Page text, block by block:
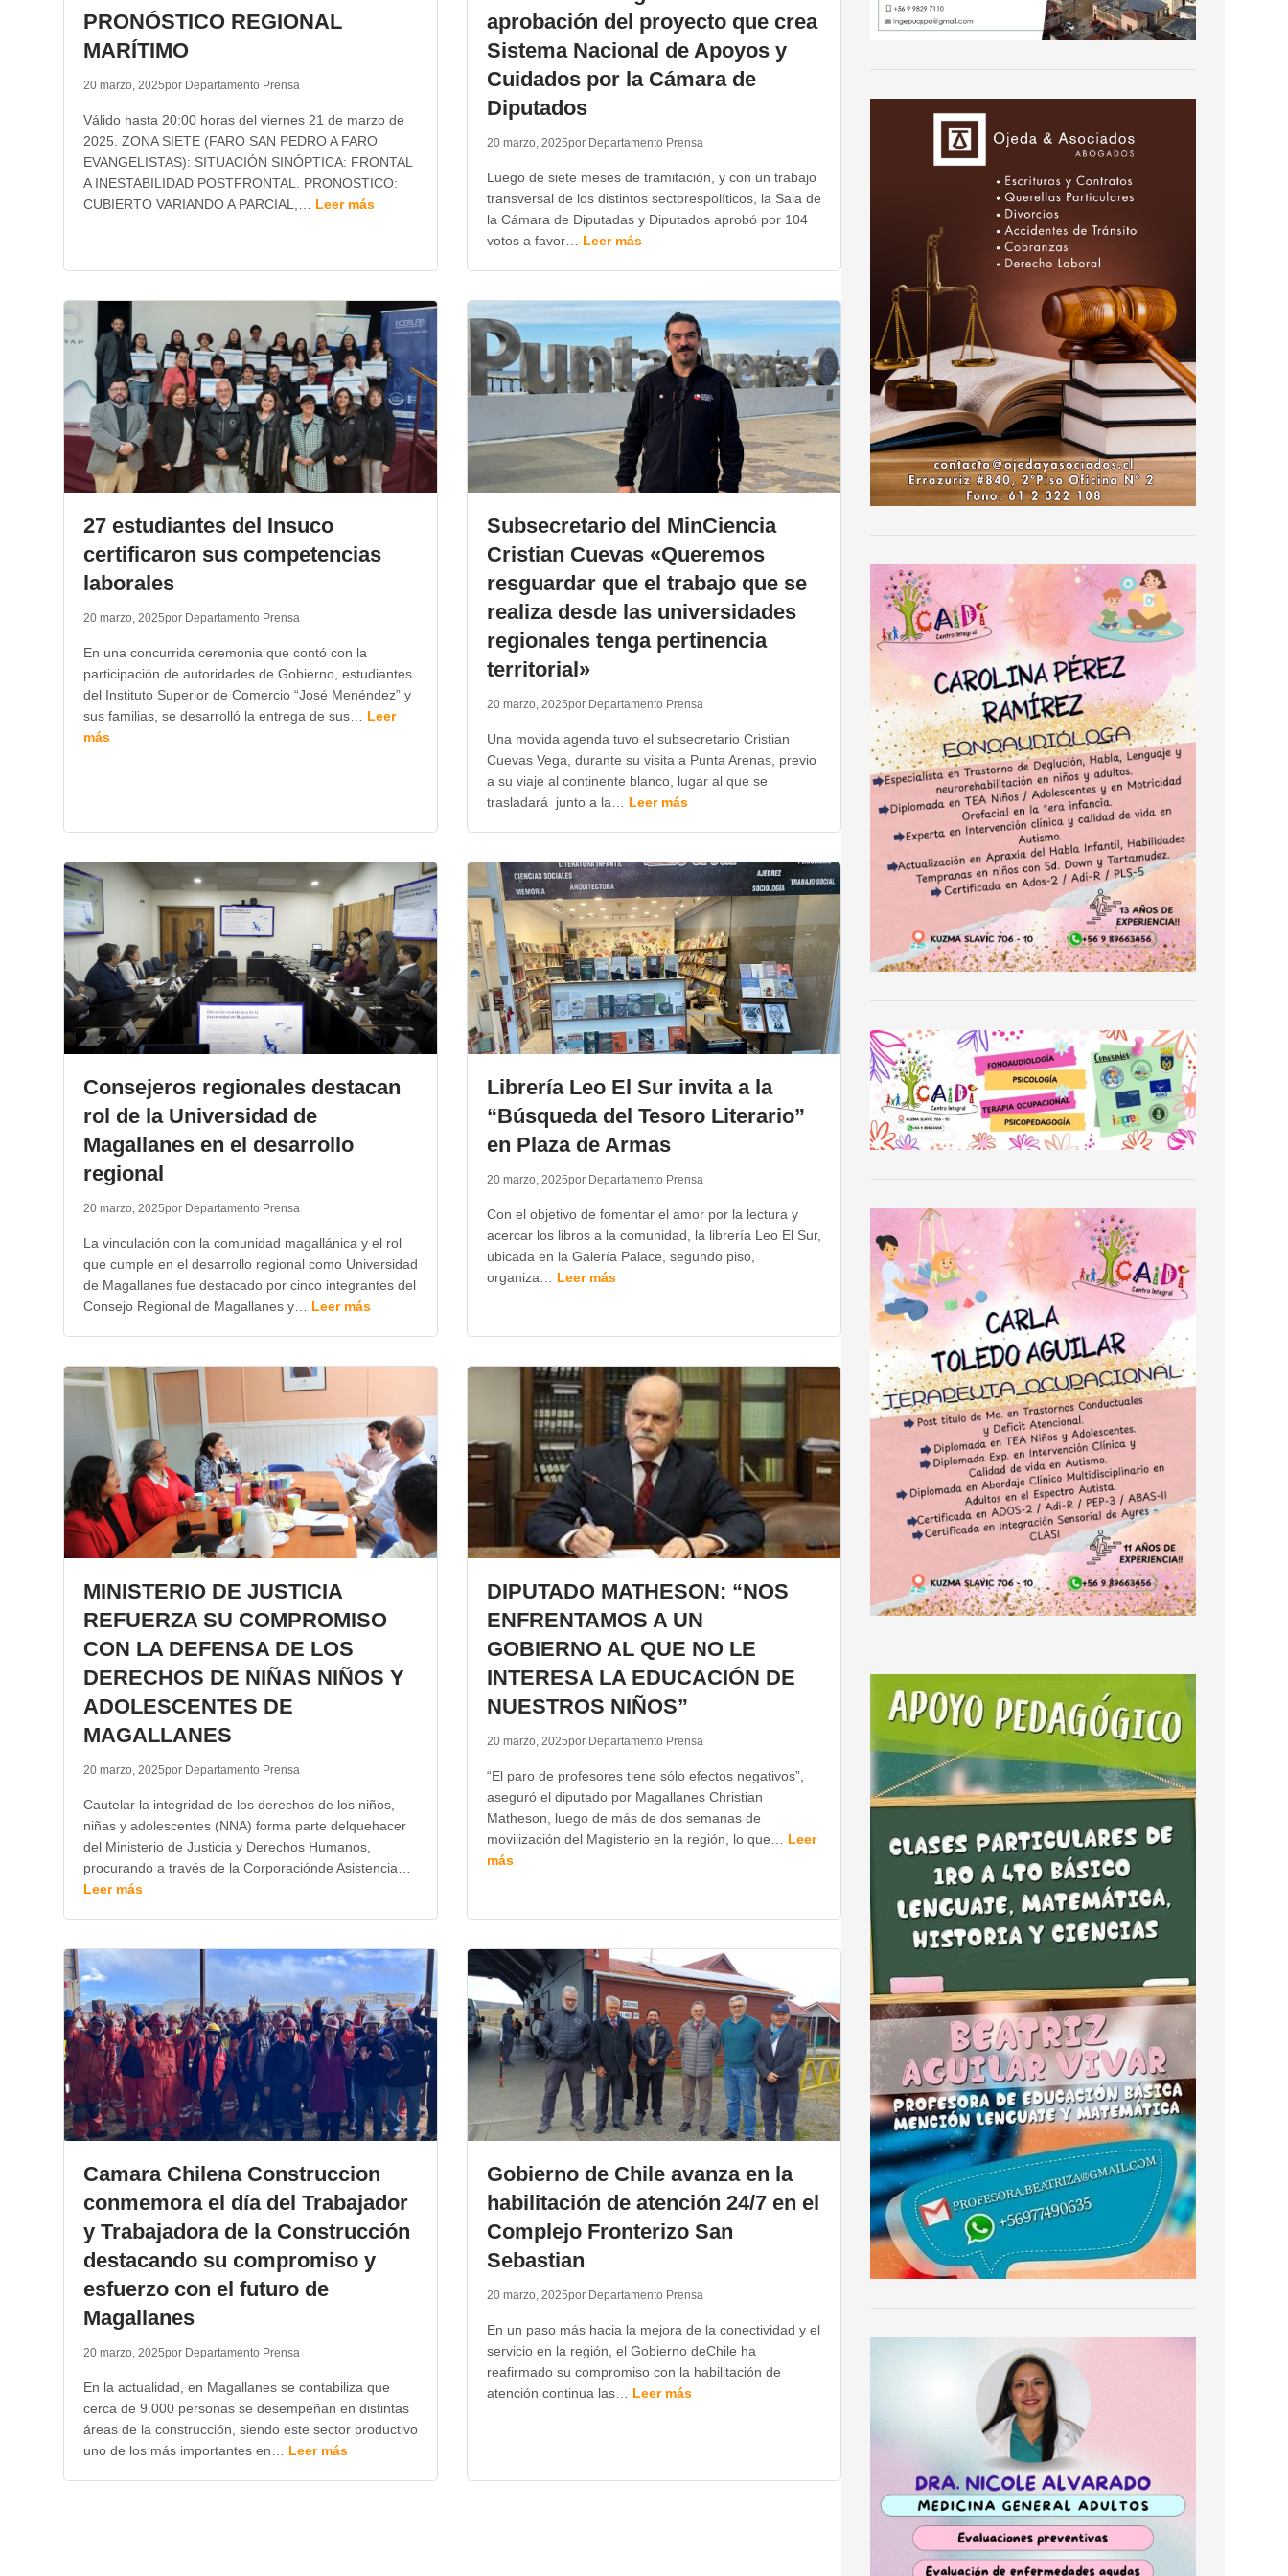
PRONÓSTICO REGIONAL
MARÍTIMO
20 marzo, 2025por Departamento Prensa
Válido hasta 20:00 horas del viernes 21 de marzo de
2025. ZONA SIETE (FARO SAN PEDRO A FARO
EVANGELISTAS): SITUACIÓN SINÓPTICA: FRONTAL
A INESTABILIDAD POSTFRONTAL. PRONOSTICO:
CUBIERTO VARIANDO A PARCIAL,… Leer más
aprobación del proyecto que crea
Sistema Nacional de Apoyos y
Cuidados por la Cámara de
Diputados
20 marzo, 2025por Departamento Prensa
Luego de siete meses de tramitación, y con un trabajo
transversal de los distintos sectorespolíticos, la Sala de
la Cámara de Diputadas y Diputados aprobó por 104
votos a favor… Leer más
27 estudiantes del Insuco
certificaron sus competencias
laborales
20 marzo, 2025por Departamento Prensa
En una concurrida ceremonia que contó con la
participación de autoridades de Gobierno, estudiantes
del Instituto Superior de Comercio “José Menéndez” y
sus familias, se desarrolló la entrega de sus… Leer
más
Subsecretario del MinCiencia
Cristian Cuevas «Queremos
resguardar que el trabajo que se
realiza desde las universidades
regionales tenga pertinencia
territorial»
20 marzo, 2025por Departamento Prensa
Una movida agenda tuvo el subsecretario Cristian
Cuevas Vega, durante su visita a Punta Arenas, previo
a su viaje al continente blanco, lugar al que se
trasladará junto a la… Leer más
Consejeros regionales destacan
rol de la Universidad de
Magallanes en el desarrollo
regional
20 marzo, 2025por Departamento Prensa
La vinculación con la comunidad magallánica y el rol
que cumple en el desarrollo regional como Universidad
de Magallanes fue destacado por cinco integrantes del
Consejo Regional de Magallanes y… Leer más
Librería Leo El Sur invita a la
“Búsqueda del Tesoro Literario”
en Plaza de Armas
20 marzo, 2025por Departamento Prensa
Con el objetivo de fomentar el amor por la lectura y
acercar los libros a la comunidad, la librería Leo El Sur,
ubicada en la Galería Palace, segundo piso,
organiza… Leer más
MINISTERIO DE JUSTICIA
REFUERZA SU COMPROMISO
CON LA DEFENSA DE LOS
DERECHOS DE NIÑAS NIÑOS Y
ADOLESCENTES DE
MAGALLANES
20 marzo, 2025por Departamento Prensa
Cautelar la integridad de los derechos de los niños,
niñas y adolescentes (NNA) forma parte delquehacer
del Ministerio de Justicia y Derechos Humanos,
procurando a través de la Corporaciónde Asistencia…
Leer más
DIPUTADO MATHESON: “NOS
ENFRENTAMOS A UN
GOBIERNO AL QUE NO LE
INTERESA LA EDUCACIÓN DE
NUESTROS NIÑOS”
20 marzo, 2025por Departamento Prensa
“El paro de profesores tiene sólo efectos negativos”,
aseguró el diputado por Magallanes Christian
Matheson, luego de más de dos semanas de
movilización del Magisterio en la región, lo que… Leer
más
Camara Chilena Construccion
conmemora el día del Trabajador
y Trabajadora de la Construcción
destacando su compromiso y
esfuerzo con el futuro de
Magallanes
20 marzo, 2025por Departamento Prensa
En la actualidad, en Magallanes se contabiliza que
cerca de 9.000 personas se desempeñan en distintas
áreas de la construcción, siendo este sector productivo
uno de los más importantes en… Leer más
Gobierno de Chile avanza en la
habilitación de atención 24/7 en el
Complejo Fronterizo San
Sebastian
20 marzo, 2025por Departamento Prensa
En un paso más hacia la mejora de la conectividad y el
servicio en la región, el Gobierno deChile ha
reafirmado su compromiso con la habilitación de
atención continua las… Leer más